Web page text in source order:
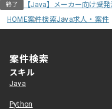
終了
【Java】メーカー向け受
HOME案件検索Java求人・案件
案件検索
スキル
Java
Python